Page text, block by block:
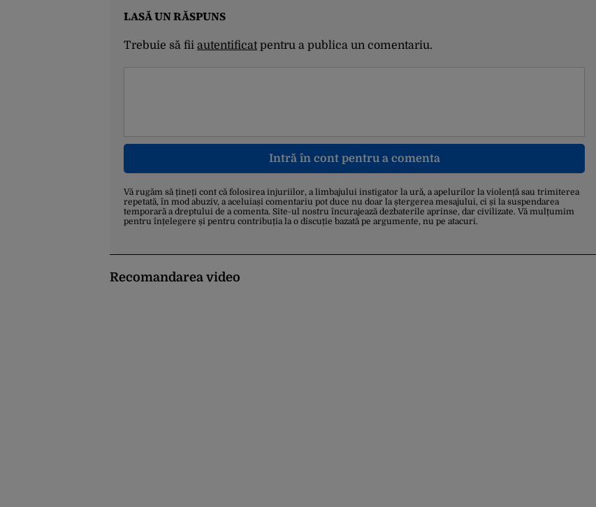
LASĂ UN RĂSPUNS
Trebuie să fii autentificatpentru a publica un comentariu.
Intră în cont pentru a comenta
Vă rugăm să țineți cont că folosirea injuriilor, a limbajului instigator la ură, a apelurilor la violență sau trimiterea
repetată, în mod abuziv, a aceluiași comentariu pot duce nu doar la ștergerea mesajului, ci și la suspendarea
temporară a dreptului de a comenta. Site-ul nostru încurajează dezbaterile aprinse, dar civilizate. Vă mulțumim
pentru înțelegere și pentru contribuția la o discuție bazată pe argumente, nu pe atacuri.
Recomandarea video